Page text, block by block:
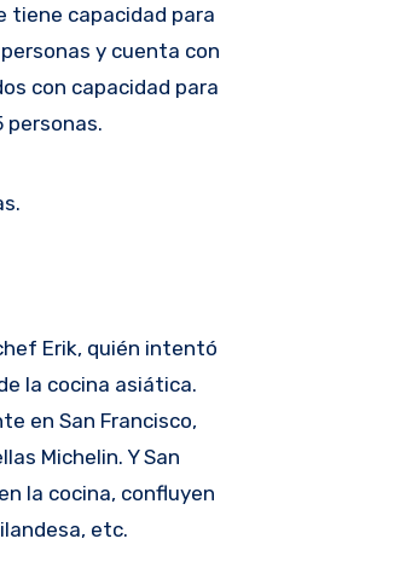
tiene capacidad para
y cuenta con
con capacidad para
personas.
Erik, quién intentó
la cocina asiática.
en San Francisco,
Michelin. Y San
la cocina, confluyen
etc.